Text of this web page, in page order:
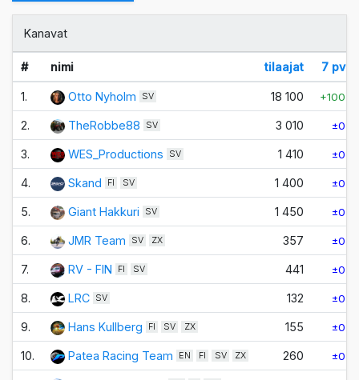
Kanavat
# nimi tilaajat 7 pv
1. Otto Nyholm SV 18 100 +100
2. TheRobbe88 SV 3 010 ±0
3. WES_Productions SV 1 410 ±0
4. Skand FI SV 1 400 ±0
5. Giant Hakkuri SV 1 450 ±0
6. JMR Team SV ZX 357 ±0
7. RV - FIN FI SV 441 ±0
8. LRC SV 132 ±0
9. Hans Kullberg FI SV ZX 155 ±0
10. Patea Racing Team EN FI SV ZX 260 ±0